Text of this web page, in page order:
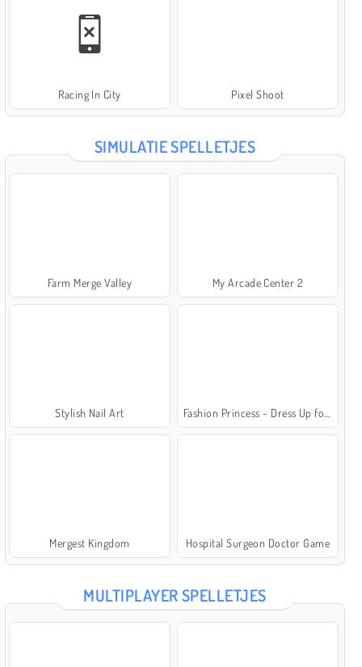
Racing In City Pixel Shoot
SIMULATIE SPELLETJES
Farm Merge Valley My Arcade Center 2
Stylish Nail Art
Mergest Kingdom Hospital Surgeon Doctor Game
MULTIPLAYER SPELLETJES